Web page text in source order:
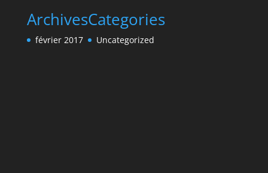
Archives
février 2017
Categories
Uncategorized